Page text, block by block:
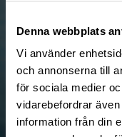
Denna webbplats
Vi använder
och annonserna till
för sociala medier
vidarebefordrar
information från din